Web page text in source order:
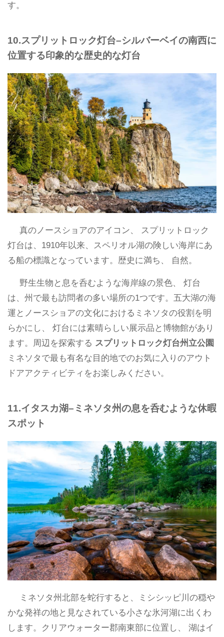
す。
10.スプリットロック灯台–シルバーベイの南西に
位置する印象的な歴史的な灯台
真のノースショアのアイコン、 スプリットロック
灯台は、1910年以来、スペリオル湖の険しい海岸にあ
る船の標識となっています。歴史に満ち、 自然。
野生生物と息を呑むような海岸線の景色、 灯台
は、州で最も訪問者の多い場所の1つです。五大湖の海
運とノースショアの文化におけるミネソタの役割を明
らかにし、 灯台には素晴らしい展示品と博物館があり
ます。周辺を探索する スプリットロック灯台州立公園
ミネソタで最も有名な目的地でのお気に入りのアウト
ドアアクティビティをお楽しみください。
11.イタスカ湖–ミネソタ州の息を呑むような休暇
スポット
ミネソタ州北部を蛇行すると、ミシシッピ川の穏や
かな発祥の地と見なされている小さな氷河湖に出くわ
します。クリアウォーター郡南東部に位置し、 湖はイ